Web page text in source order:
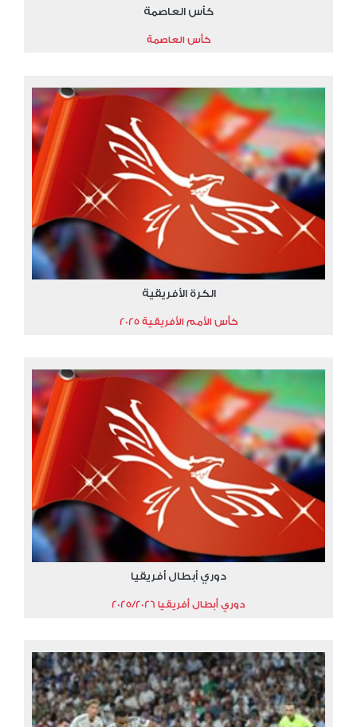
كأس العاصمة
كأس العاصمة
الكرة الأفريقية
كأس الأمم الأفريقية 2025
دوري أبطال أفريقيا
دوري أبطال أفريقيا 2025/2026